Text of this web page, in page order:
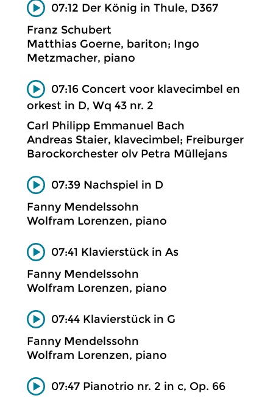
07:12 Der König in Thule, D367
Franz Schubert
Matthias Goerne, bariton; Ingo
Metzmacher, piano
07:16 Concert voor klavecimbel en
orkest in D, Wq 43 nr. 2
Carl Philipp Emmanuel Bach
Andreas Staier, klavecimbel; Freiburger
Barockorchester olv Petra Müllejans
07:39 Nachspiel in D
Fanny Mendelssohn
Wolfram Lorenzen, piano
07:41 Klavierstück in As
Fanny Mendelssohn
Wolfram Lorenzen, piano
07:44 Klavierstück in G
Fanny Mendelssohn
Wolfram Lorenzen, piano
07:47 Pianotrio nr. 2 in c, Op. 66